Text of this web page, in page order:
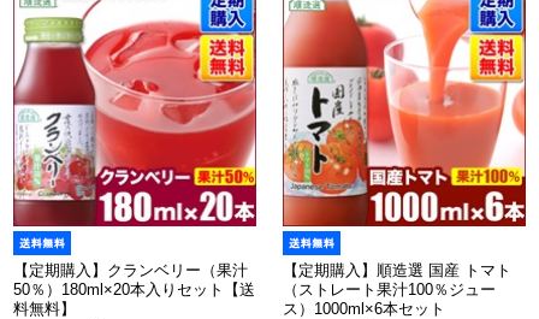
【定期購入】クランベリー（果汁
50％）180ml×20本入りセット【送
料無料】
【定期購入】順造選 国産 トマト
（ストレート果汁100％ジュー
ス）1000ml×6本セット